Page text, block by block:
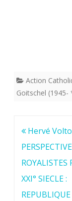
Action
Goitschel
Navigation
de
l’article
Hervé
ROYALISTES
XXI° SIECLE :